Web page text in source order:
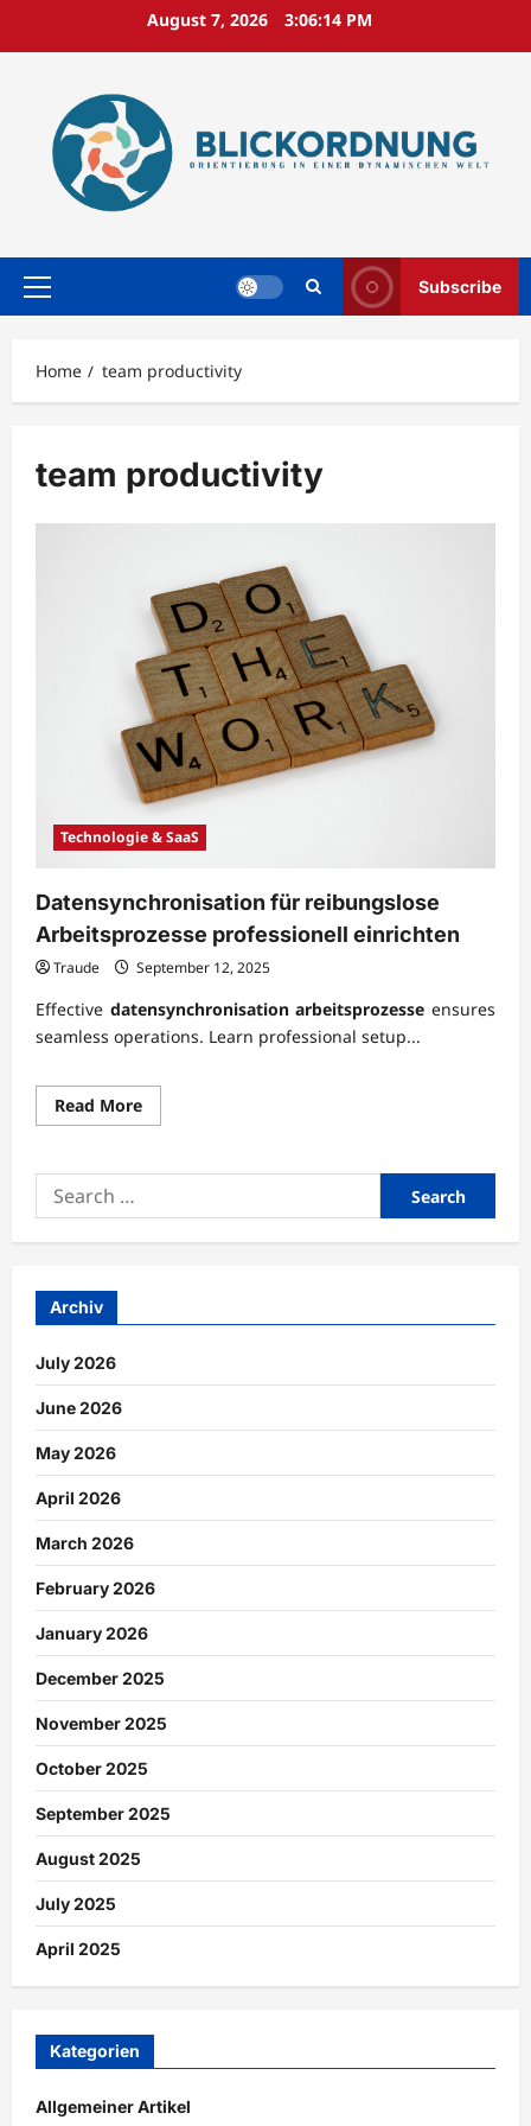
August 7, 2026 3:06:15 PM
Primary
Subscribe
Home team productivity
team productivity
Technologie & SaaS
Datensynchronisation für reibungslose
Arbeitsprozesse professionell einrichten
Traude September 12, 2025
Effective datensynchronisation arbeitsprozesse ensures
seamless operations. Learn professional setup...
Read MoreRead
more
für
professionell
einrichten
Search
for:
Archiv
July 2026
June 2026
May 2026
April 2026
March 2026
February 2026
January 2026
December 2025
November 2025
October 2025
September 2025
August 2025
July 2025
April 2025
Kategorien
Allgemeiner Artikel